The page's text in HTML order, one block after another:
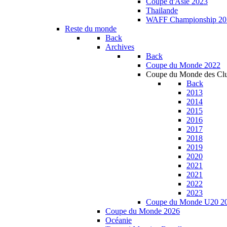
Thailande
WAFF Championship
Reste du monde
Back
Archives
Back
Coupe du Monde 2022
Coupe du Monde des
Back
2013
2014
2015
2016
2017
2018
2019
2020
2021
2021
2022
2023
Coupe du Monde U20
Coupe du Monde 2026
Océanie